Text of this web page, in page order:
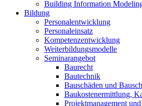
Building Information
Bildung
Personalentwicklung
Personaleinsatz
Kompetenzentwicklung
Weiterbildungsmodelle
Seminarangebot
Baurecht
Bautechnik
Bauschäden und
Baukostenermittlung,
Projektmanagement